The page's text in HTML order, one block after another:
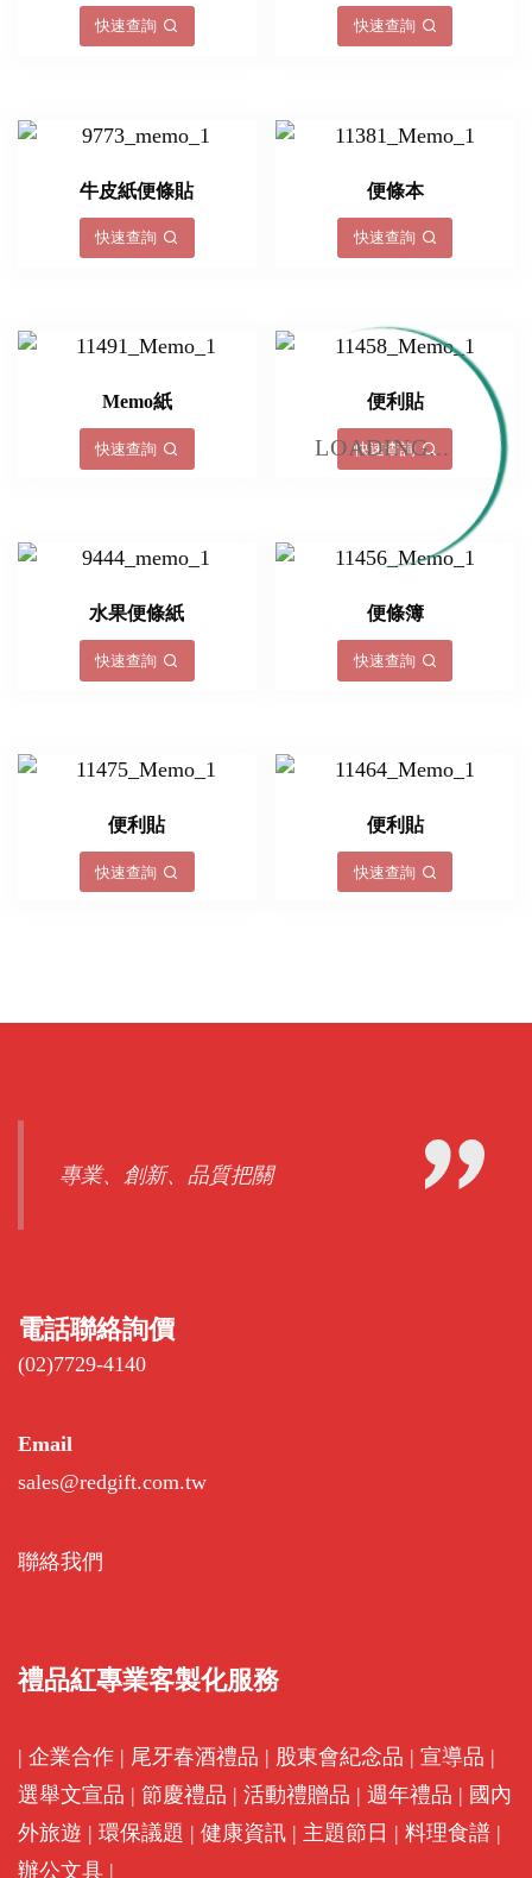
LOADING...
快速查詢 快速查詢
牛皮紙便條貼
快速查詢
便條本
快速查詢
Memo紙
快速查詢
便利貼
快速查詢
水果便條紙
快速查詢
便條簿
快速查詢
便利貼
快速查詢
便利貼
快速查詢
專業、創新、品質把關
電話聯絡詢價
(02)7729-4140
Email
sales@redgift.com.tw
聯絡我們
禮品紅專業客製化服務
| 企業合作 | 尾牙春酒禮品 | 股東會紀念品 | 宣導品 |
選舉文宣品 | 節慶禮品 | 活動禮贈品 | 週年禮品 | 國內
外旅遊 | 環保議題 | 健康資訊 | 主題節日 | 料理食譜 |
辦公文具 |